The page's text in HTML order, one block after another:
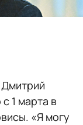
1 марта в
«Я могу